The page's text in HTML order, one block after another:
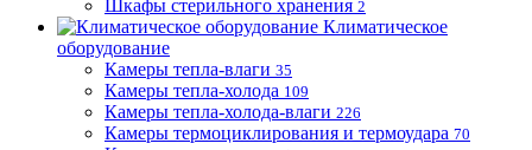
Шкафы стерильного хранения 2
Климатическое
оборудование
Камеры тепла-влаги 35
Камеры тепла-холода 109
Камеры тепла-холода-влаги 226
Камеры термоциклирования и термоудара 70